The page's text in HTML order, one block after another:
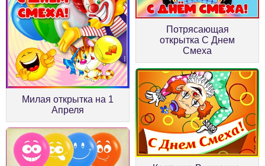
Милая открытка на 1
Апреля
Потрясающая
открытка С Днем
Смеха